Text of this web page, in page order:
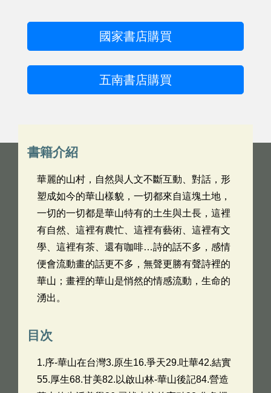
國家書店購買
五南書店購買
書籍介紹
華麗的山村，自然與人文不斷互動、對話，形
塑成如今的華山樣貌，一切都來自這塊土地，
一切的一切都是華山特有的土生與土長，這裡
有自然、這裡有農忙、這裡有藝術、這裡有文
學、這裡有茶、還有咖啡…詩的話不多，感情
便會流動畫的話更不多，無聲更勝有聲詩裡的
華山；畫裡的華山是悄然的情感流動，生命的
湧出。
目次
1.序-華山在台灣3.原生16.爭天29.吐華42.結實
55.厚生68.甘美82.以啟山林-華山後記84.營造